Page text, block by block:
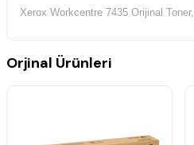
Xerox Workcentre 7435 Orijinal Toner,
Orjinal Ürünleri